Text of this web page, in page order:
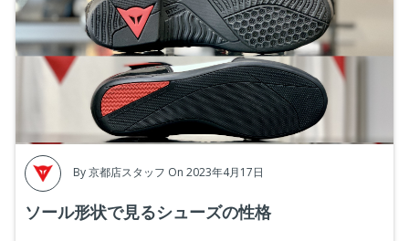
By京都店スタッフ On 2023年4月17日
ソール形状で見るシューズの性格